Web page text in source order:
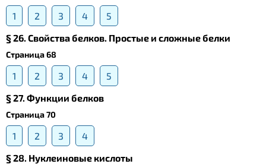
1 2 3 4
5
§ 26. Свойства белков. Простые и сложные белки
Страница 68
1 2 3 4
5
§ 27. Функции белков
Страница 70
1 2 3
4
§ 28. Нуклеиновые кислоты